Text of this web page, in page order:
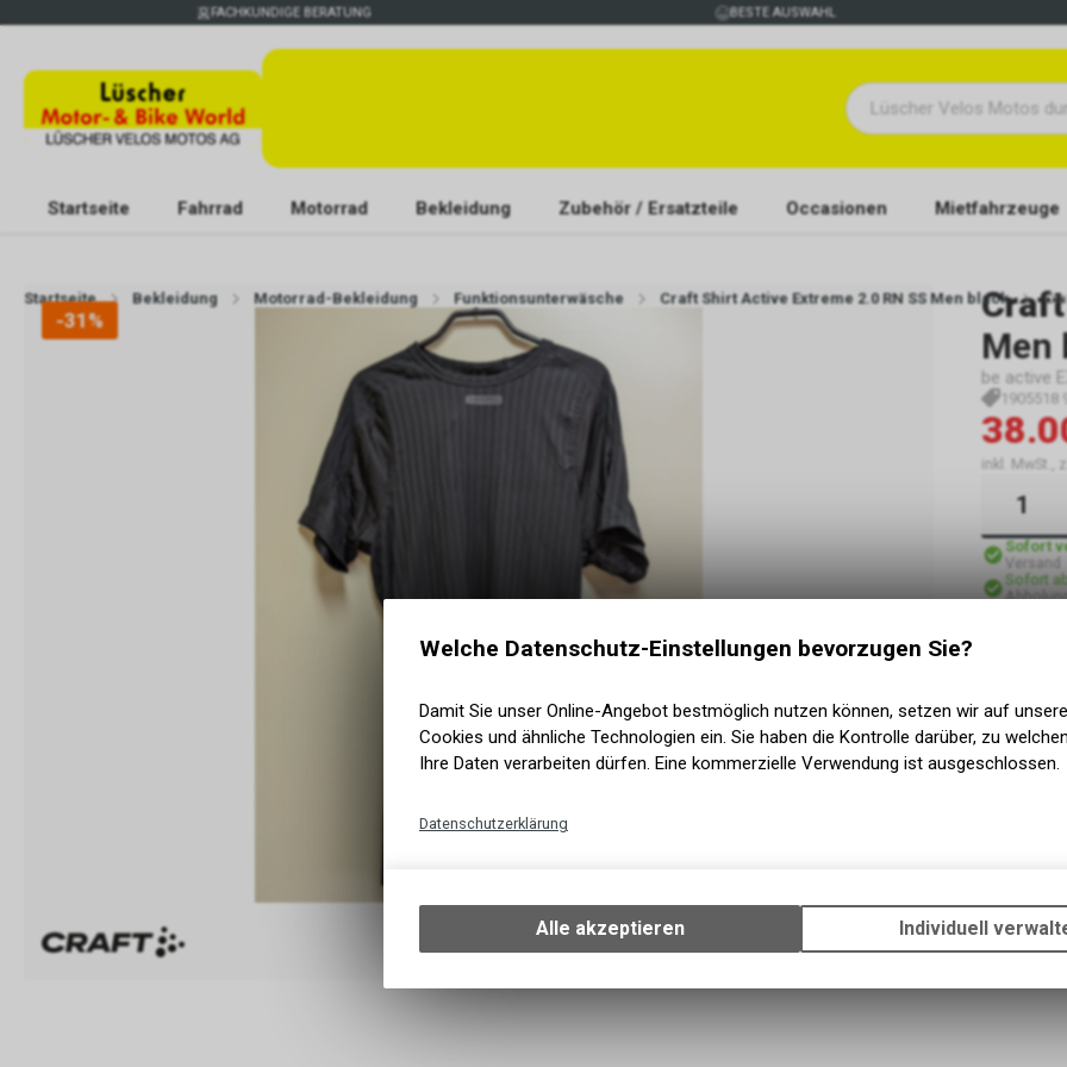
FACHKUNDIGE BERATUNG BESTE AUSWAHL
Startseite Fahrrad Motorrad Bekleidung Zubehör / Ersatzteile Occasionen Mietfahrzeuge
Startseite Bekleidung Motorrad-Bekleidung Funktionsunterwäsche Craft Shirt Active Extreme 2.0 RN SS Men black
-31% Craft
Men
be active
1905518
inkl. MwSt.,
Sofort
Versand
Sofort
Welche Datenschutz-Einstellungen bevorzugen Sie?
Damit Sie unser Online-Angebot bestmöglich nutzen können, setzen wir auf
Cookies und ähnliche Technologien ein. Sie haben die Kontrolle darüber, zu
Ihre Daten verarbeiten dürfen. Eine kommerzielle Verwendung ist ausgeschlossen.
Datenschutzerklärung
Ihrem Gerät, um die grundlegenden Funktionen unseres Online-
Verwendung des Warenkorbs, zu ermöglichen. Bitte beachten Sie,
zulassen.
Alle akzeptieren Individuell